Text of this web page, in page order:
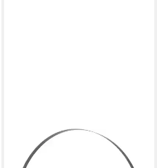
HOLZMANN
Sägeblatt Holzmann